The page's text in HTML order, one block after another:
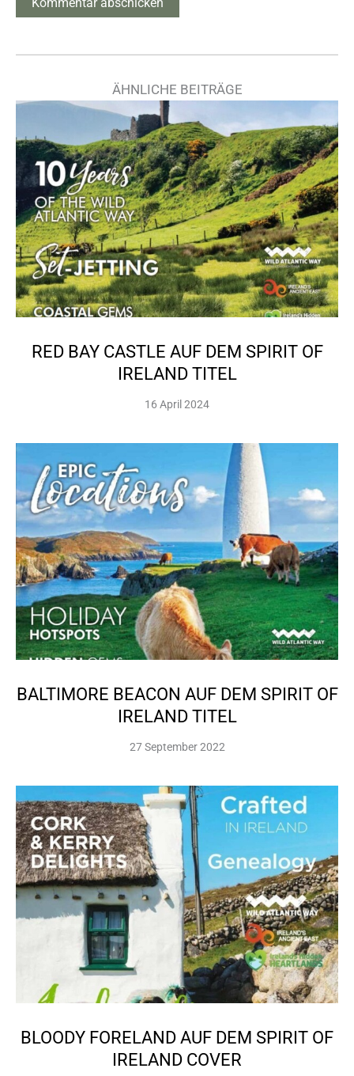
ÄHNLICHE BEITRÄGE
RED BAY CASTLE AUF DEM SPIRIT OF
IRELAND TITEL
16 April 2024
BALTIMORE BEACON AUF DEM SPIRIT OF
IRELAND TITEL
27 September 2022
BLOODY FORELAND AUF DEM SPIRIT OF
IRELAND COVER